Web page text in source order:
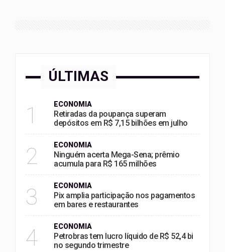
ÚLTIMAS
1 ECONOMIA
Retiradas da poupança superam
depósitos em R$ 7,15 bilhões em julho
2 ECONOMIA
Ninguém acerta Mega-Sena; prêmio
acumula para R$ 165 milhões
3 ECONOMIA
Pix amplia participação nos pagamentos
em bares e restaurantes
4 ECONOMIA
Petrobras tem lucro líquido de R$ 52,4 bi
no segundo trimestre